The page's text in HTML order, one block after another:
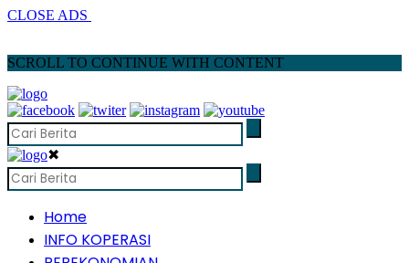
CLOSE ADS
SCROLL TO CONTINUE WITH CONTENT
✖
Home
INFO KOPERASI